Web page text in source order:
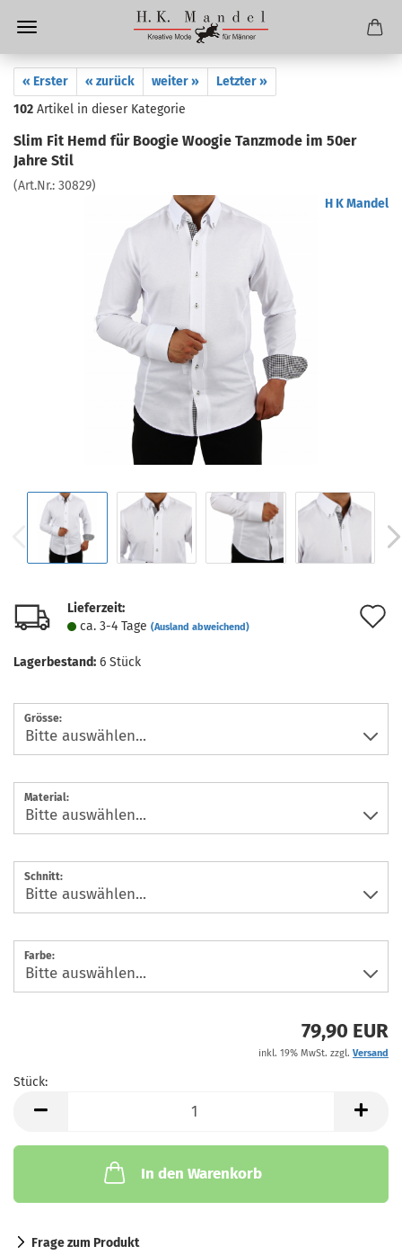
« Erster « zurück weiter »
Letzter »
102 Artikel in dieser Kategorie
Slim Fit Hemd für Boogie Woogie Tanzmode im 50er
Jahre Stil
(Art.Nr.: 30829)
H K Mandel
Lieferzeit:
ca. 3-4 Tage (Ausland abweichend)
Lagerbestand: 6 Stück
Grösse:
Material:
Schnitt:
Farbe:
79,90 EUR
inkl. 19% MwSt. zzgl. Versand
Stück:
In den Warenkorb
Frage zum Produkt